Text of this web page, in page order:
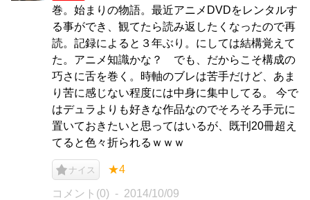
巻。始まりの物語。最近アニメDVDをレンタルす
る事ができ、観てたら読み返したくなったので再
読。記録によると３年ぶり。にしては結構覚えて
た。アニメ知識かな？ でも、だからこそ構成の
巧さに舌を巻く。時軸のブレは苦手だけど、あま
り苦に感じない程度には中身に集中してる。 今で
はデュラよりも好きな作品なのでそろそろ手元に
置いておきたいと思ってはいるが、既刊20冊超え
てると色々折られるｗｗｗ
ナイス ★4
コメント(0) 2014/10/09